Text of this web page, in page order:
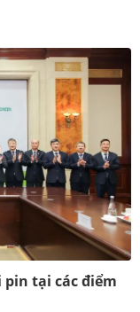
pin tại các điểm